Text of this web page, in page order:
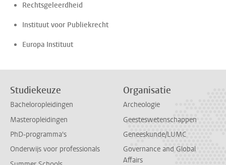
Rechtsgeleerdheid
Instituut voor Publiekrecht
Europa Instituut
Studiekeuze
Bacheloropleidingen
Masteropleidingen
PhD-programma's
Onderwijs voor professionals
Organisatie
Archeologie
Geesteswetenschappen
Geneeskunde/LUMC
Governance and Global
Affairs